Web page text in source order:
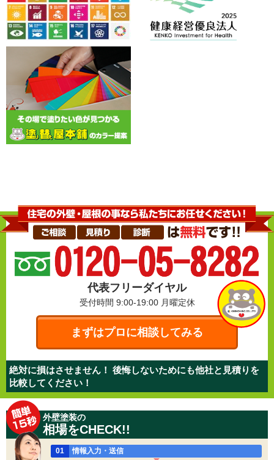
代表フリーダイヤル
受付時間 9:00-19:00 月曜定休
まずはプロに相談してみる
絶対に損はさせません！ 後悔しないためにも他社と見積りを
比較してください！
外壁塗装の
相場をCHECK!!
01 情報入力・送信